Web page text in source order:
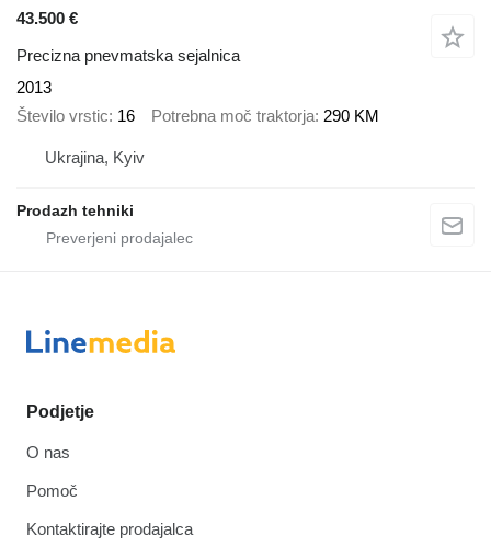
43.500 €
Precizna pnevmatska sejalnica
2013
Število vrstic 16 Potrebna moč traktorja 290 KM
Ukrajina, Kyiv
Prodazh tehniki
Podjetje
O nas
Pomoč
Kontaktirajte prodajalca